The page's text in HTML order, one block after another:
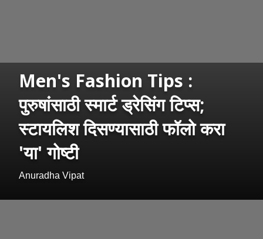
Men's Fashion Tips :
पुरुषांसाठी स्मार्ट ड्रेसिंग टिप्स;
स्टायलिश दिसण्यासाठी फॉलो करा
'या' गोष्टी
Anuradha Vipat